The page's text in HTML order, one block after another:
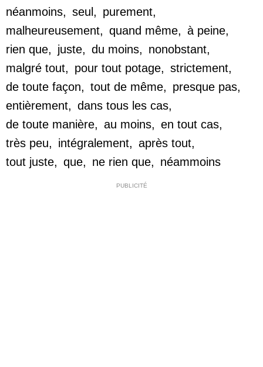
néanmoins, seul, purement,
malheureusement, quand même, à peine,
rien que, juste, du moins, nonobstant,
malgré tout, pour tout potage, strictement,
de toute façon, tout de même, presque pas,
entièrement, dans tous les cas,
de toute manière, au moins, en tout cas,
très peu, intégralement, après tout,
tout juste, que, ne rien que, néammoins
PUBLICITÉ